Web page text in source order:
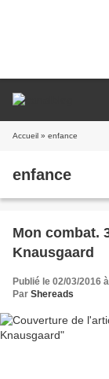
Accueil » enfance
enfance
Mon combat.
Knausgaard
Publié le 02/03/2016
Par Shereads